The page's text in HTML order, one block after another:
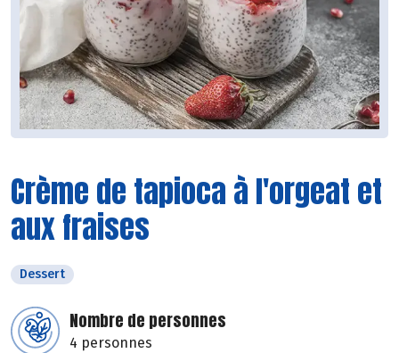
Crème de tapioca à l'orgeat et
aux fraises
Dessert
Nombre de personnes
4 personnes